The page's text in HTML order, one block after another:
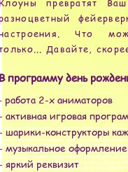
цена, #аниматоры на детский праздник цена,
#аниматоры стоимость #детский праздник
детских праздников киев отзывы #аниматоры
праздник заказать клоуна Киев #детский центр
детский праздник #аниматоры на детский день
на детский день рождения киев #клоуны
киев #клоуны на детский праздник киев
Что
Давайте,
В программу день
работа 2-х аниматоров
активная игровая
шарики-конструкторы
музыкальное оформление
яркий реквизит